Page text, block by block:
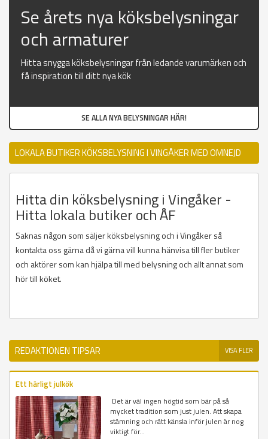
Se årets nya köksbelysningar
och armaturer
Hitta snygga köksbelysningar från ledande varumärken och
få inspiration till ditt nya kök
SE ALLA NYA BELYSNINGAR HÄR!
LOKALA BUTIKER KÖKSBELYSNING I VINGÅKER MED OMNEJD
Hitta din köksbelysning i Vingåker -
Hitta lokala butiker och ÅF
Saknas någon som säljer köksbelysning och i Vingåker så
kontakta oss gärna då vi gärna vill kunna hänvisa till fler butiker
och aktörer som kan hjälpa till med belysning och allt annat som
hör till köket.
REDAKTIONEN TIPSAR VISA FLER
Ett härligt julkök
Det är väl ingen högtid som bär på så
mycket tradition som just julen. Att skapa
stämning och rätt känsla inför julen är nog
viktigt för...